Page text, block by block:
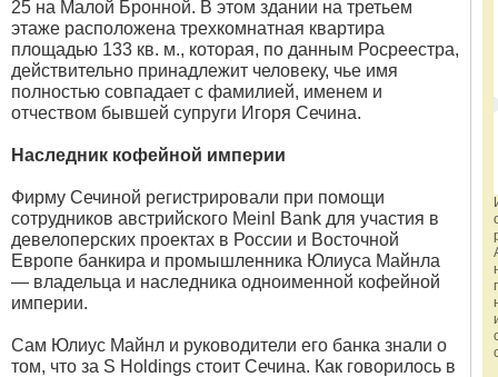
25 на Малой Бронной. В этом здании на третьем
этаже расположена трехкомнатная квартира
площадью 133 кв. м., которая, по данным Росреестра,
действительно принадлежит человеку, чье имя
полностью совпадает с фамилией, именем и
отчеством бывшей супруги Игоря Сечина.
Наследник кофейной империи
Фирму Сечиной регистрировали при помощи
сотрудников австрийского Meinl Bank для участия в
девелоперских проектах в России и Восточной
Европе банкира и промышленника Юлиуса Майнла
— владельца и наследника одноименной кофейной
империи.
Сам Юлиус Майнл и руководители его банка знали о
том, что за S Holdings стоит Сечина. Как говорилось в